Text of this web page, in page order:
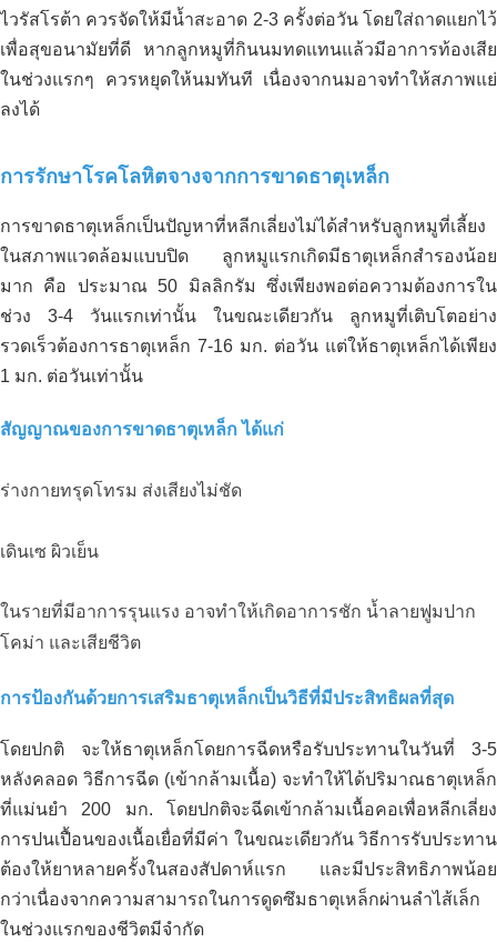
ไวรัสโรต้า ควรจัดให้มีน้ำสะอาด 2-3 ครั้งต่อวัน โดยใส่ถาดแยกไว้
เพื่อสุขอนามัยที่ดี หากลูกหมูที่กินนมทดแทนแล้วมีอาการท้องเสีย
ในช่วงแรกๆ ควรหยุดให้นมทันที เนื่องจากนมอาจทำให้สภาพแย่
ลงได้
การรักษาโรคโลหิตจางจากการขาดธาตุเหล็ก
การขาดธาตุเหล็กเป็นปัญหาที่หลีกเลี่ยงไม่ได้สำหรับลูกหมูที่เลี้ยง
ในสภาพแวดล้อมแบบปิด ลูกหมูแรกเกิดมีธาตุเหล็กสำรองน้อย
มาก คือ ประมาณ 50 มิลลิกรัม ซึ่งเพียงพอต่อความต้องการใน
ช่วง 3-4 วันแรกเท่านั้น ในขณะเดียวกัน ลูกหมูที่เติบโตอย่าง
รวดเร็วต้องการธาตุเหล็ก 7-16 มก. ต่อวัน แต่ให้ธาตุเหล็กได้เพียง
1 มก. ต่อวันเท่านั้น
สัญญาณของการขาดธาตุเหล็ก ได้แก่
ร่างกายทรุดโทรม ส่งเสียงไม่ชัด
เดินเซ ผิวเย็น
ในรายที่มีอาการรุนแรง อาจทำให้เกิดอาการชัก น้ำลายฟูมปาก
โคม่า และเสียชีวิต
การป้องกันด้วยการเสริมธาตุเหล็กเป็นวิธีที่มีประสิทธิผลที่สุด
โดยปกติ จะให้ธาตุเหล็กโดยการฉีดหรือรับประทานในวันที่ 3-5
หลังคลอด วิธีการฉีด (เข้ากล้ามเนื้อ) จะทำให้ได้ปริมาณธาตุเหล็ก
ที่แม่นยำ 200 มก. โดยปกติจะฉีดเข้ากล้ามเนื้อคอเพื่อหลีกเลี่ยง
การปนเปื้อนของเนื้อเยื่อที่มีค่า ในขณะเดียวกัน วิธีการรับประทาน
ต้องให้ยาหลายครั้งในสองสัปดาห์แรก และมีประสิทธิภาพน้อย
กว่าเนื่องจากความสามารถในการดูดซึมธาตุเหล็กผ่านลำไส้เล็ก
ในช่วงแรกของชีวิตมีจำกัด